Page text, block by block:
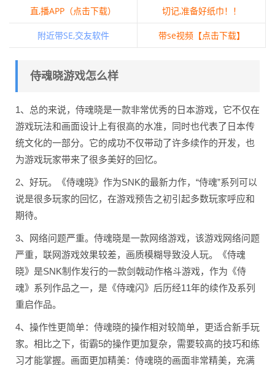
直,播APP（点击下载） 切记,准备好纸巾！！
附近带SE,交友软件 带se视频【点击下载】
侍魂晓游戏怎么样
1、总的来说，侍魂晓是一款非常优秀的日本游戏，它不仅在
游戏玩法和画面设计上有很高的水准，同时也代表了日本传
统文化的一部分。它的成功不仅带动了许多续作的开发，也
为游戏玩家带来了很多美好的回忆。
2、好玩。《侍魂晓》作为SNK的最新力作，“侍魂”系列可以
说是很多玩家的回忆，在游戏预告之初引起多数玩家呼应和
期待。
3、网络问题严重。侍魂晓是一款网络游戏，该游戏网络问题
严重，联网游戏效果较差，画质模糊导致没人玩。《侍魂
晓》是SNK制作发行的一款剑戟动作格斗游戏，作为《侍
魂》系列作品之一，是《侍魂闪》后历经11年的续作及系列
重启作品。
4、操作性更简单：侍魂晓的操作相对较简单，更适合新手玩
家。相比之下，街霸5的操作更加复杂，需要较高的技巧和练
习才能掌握。画面更加精美：侍魂晓的画面非常精美，充满